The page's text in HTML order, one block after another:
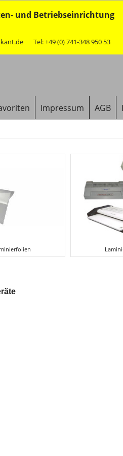
und Betriebseinrichtung
Tel: +49 (0) 741-348 950 53
Impressum AGB